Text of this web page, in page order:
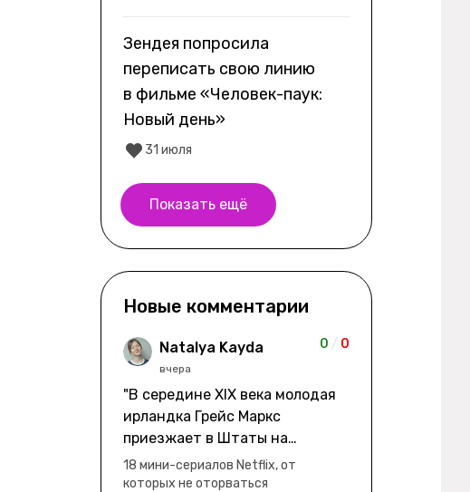
Зендея попросила
переписать свою линию
в фильме «Человек-паук:
Новый день»
31 июля
Показать ещё
Новые комментарии
Natalya Kayda
вчера
0 / 0
"В середине XIX века молодая
ирландка Грейс Маркс
приезжает в Штаты на
заработки" не на заработки -
она иммигрирует с семьей и не
18 мини-сериалов Netflix, от
которых не оторваться